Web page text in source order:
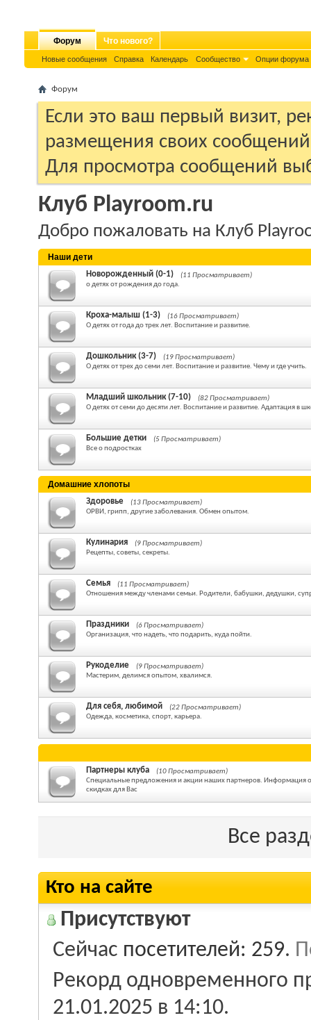
Форум
Новые сообщения Справка Календарь Сообщество Опции форума
Что нового?
Форум
Если это ваш первый визит,
размещения своих
Для просмотра сообщений
Клуб Playroom.ru
Добро пожаловать на Клуб
Наши дети
Новорожденный (0-1)
(11 Просматривает)
о детях от рождения до года.
Кроха-малыш (1-3)
(16 Просматривает)
О детях от года до трех лет. Воспитание и развитие.
Дошкольник (3-7)
(19 Просматривает)
О детях от трех до семи лет. Воспитание и развитие. Чему и где учить.
Младший школьник (7-10)
(82 Просматривает)
О детях от семи до десяти лет. Воспитание и развитие. Адаптация в
Большие детки
(5 Просматривает)
Все о подростках
Домашние хлопоты
Здоровье
(13 Просматривает)
ОРВИ, грипп, другие заболевания. Обмен опытом.
Кулинария
(9 Просматривает)
Рецепты, советы, секреты.
Семья
(11 Просматривает)
Отношения между членами семьи. Родители, бабушки, дедушки,
Праздники
(6 Просматривает)
Организация, что надеть, что подарить, куда пойти.
Рукоделие
(9 Просматривает)
Мастерим, делимся опытом, хвалимся.
Для себя, любимой
(22 Просматривает)
Одежда, косметика, спорт, карьера.
Партнеры клуба
(10 Просматривает)
Специальные предложения и акции наших партнеров. Информация о
скидках для Вас
Все
Кто на сайте
Присутствуют
Сейчас посетителей: 259.
Рекорд одновременного
21.01.2025 в 14:10.